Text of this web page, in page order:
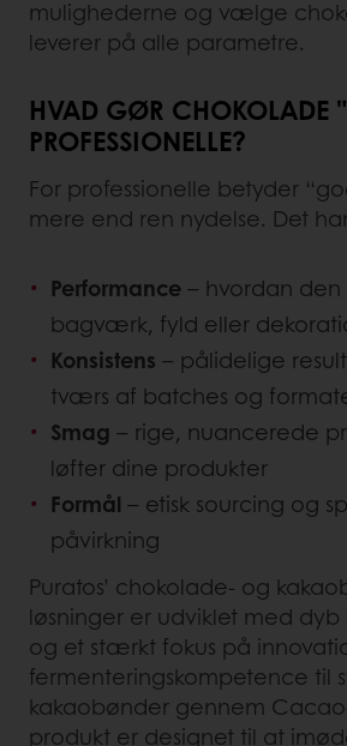
mulighederne og vælge
leverer på alle parametre.
HVAD GØR CHOKOLADE
PROFESSIONELLE?
For professionelle betyder
mere end ren nydelse. Det
Performance– hvordan den
bagværk, fyld eller
Konsistens – pålidelige
tværs af batches og
Smag – rige, nuancerede
løfter dine produkter
Formål – etisk sourcing og
påvirkning
Puratos’ chokolade- og
løsninger er udviklet med dyb
og et stærkt fokus på
fermenteringskompetence til
kakaobønder gennem
produkt er designet til at